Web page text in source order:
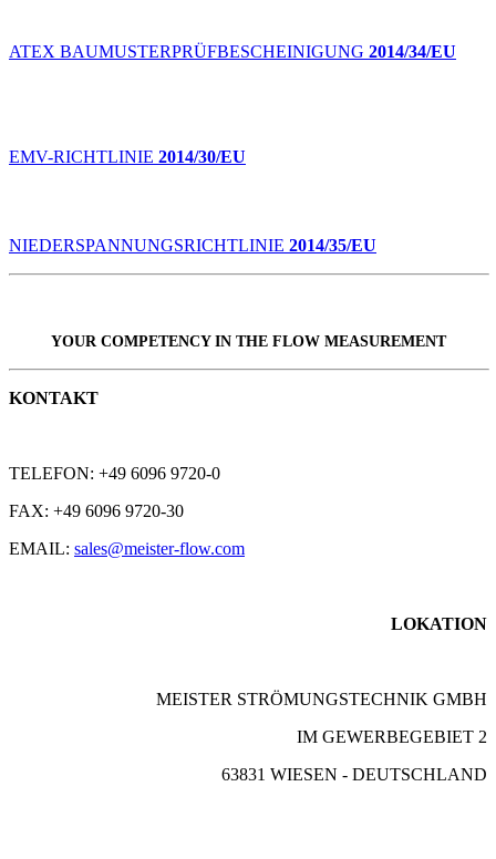
ATEX BAUMUSTERPRÜFBESCHEINIGUNG 2014/34/EU
EMV-RICHTLINIE 2014/30/EU
NIEDERSPANNUNGSRICHTLINIE 2014/35/EU
YOUR COMPETENCY IN THE FLOWMEASUREMENT
KONTAKT
TELEFON: +49 6096 9720-0
FAX: +49 6096 9720-30
EMAIL: sales@meister-flow.com
LOKATION
MEISTER STRÖMUNGSTECHNIK GMBH
IM GEWERBEGEBIET 2
63831 WIESEN - DEUTSCHLAND